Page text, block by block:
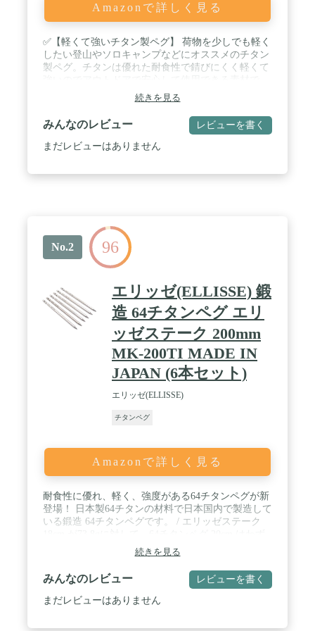
Amazonで詳しく見る
✅【軽くて強いチタン製ペグ】 荷物を少しでも軽く
したい登山やソロキャンプなどにオススメのチタン
製ペグ。チタンは優れた耐食性で錆びにくく軽くて
す。 / ✅【打ちやすい大きなヘッド】 フックがヘッ
ドの先端の位置にきており、ヘッド部分の面積が大
きいのでハンマーがしっかり当たり、力が伝わりや
すい構造になっています。 ✅【ペグを通して簡単に
引き抜ける】 ヘッドの穴にペグを通すことができる
は24cmとテントの設営に向いた長さです。 / ✅【商
品詳細】 ■サイズ：(約)2.4cm×24cm ※直径0.8cm■重
量：(約)55g ※1本あたり■材質：チタン■セット本
数：8本■※商品は、モニターによって色合いが異な
って見える場合があります。 また、仕様・デザイン
は改良のため予告なく変更することがあります。 /
[こんな商品をお探しの方に] ペグ ステーク 杭 アン
カー フック テントペグ タープペグ ペグ固定 ペグ
セット テント設営 キャンプ設営 タープ設営 チタン
続きを見る
みんなのレビュー レビューを書く
まだレビューはありません
No.2 96
エリッゼ(ELLISSE) 鍛
造 64チタンペグ エリ
ッゼステーク 200mm
MK-200TI MADE IN
JAPAN (6本セット)
エリッゼ(ELLISSE)
チタンペグ
Amazonで詳しく見る
耐食性に優れ、軽く、強度がある64チタンペグが新
登場！ 日本製64チタンの材料で日本国内で製造して
いる鍛造 64チタンペグです。 / エリッゼステーク
か40g！ / 冷間鍛造で丸棒を潰し、地中に入る断
面は楕円形状なので、地中でクルクルと回りませ
ん。完全耐食性なので、長い年月が経過しても錆び
が発生する事がありません。 / 注意！ 弊社で販売
しているペグハンマーではチタンペグの 引き抜きを
続きを見る
みんなのレビュー レビューを書く
まだレビューはありません